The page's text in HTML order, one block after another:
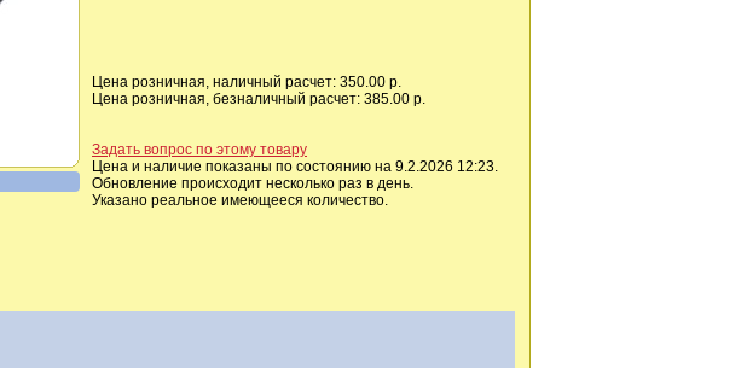
Цена розничная, наличный расчет: 350.00 р.
Цена розничная, безналичный расчет: 385.00 р.
Задать вопрос по этому товару
Цена и наличие показаны по состоянию на 9.2.2026 12:23.
Обновление происходит несколько раз в день.
Указано реальное имеющееся количество.